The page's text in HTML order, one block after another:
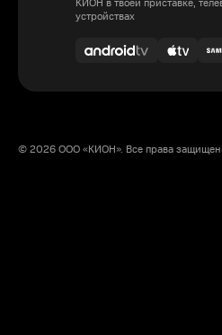
КИОН в твоей приставке,
устройствах
© 2026 ООО «КИОН». Все права